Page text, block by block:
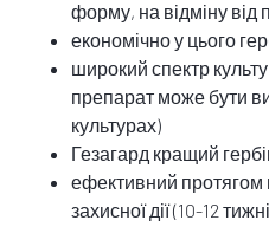
форму, на відміну
економічно у цього
широкий спектр
препарат може бути
культурах)
Гезагард кращий
ефективний протягом
захисної дії (10-12